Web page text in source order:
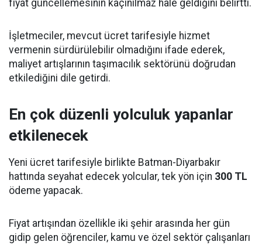
fiyat güncellemesinin kaçınılmaz hale geldiğini belirtti.
İşletmeciler, mevcut ücret tarifesiyle hizmet
vermenin sürdürülebilir olmadığını ifade ederek,
maliyet artışlarının taşımacılık sektörünü doğrudan
etkilediğini dile getirdi.
En çok düzenli yolculuk yapanlar
etkilenecek
Yeni ücret tarifesiyle birlikte Batman-Diyarbakır
hattında seyahat edecek yolcular, tek yön için 300 TL
ödeme yapacak.
Fiyat artışından özellikle iki şehir arasında her gün
gidip gelen öğrenciler, kamu ve özel sektör çalışanları